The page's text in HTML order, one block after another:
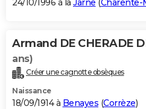
24/10/1996 à la Jarne (Charente-
Armand DE CHERADE
ans)
Créer une cagnotte obsèques
Naissance
18/09/1914 à Benayes (Corrèze)